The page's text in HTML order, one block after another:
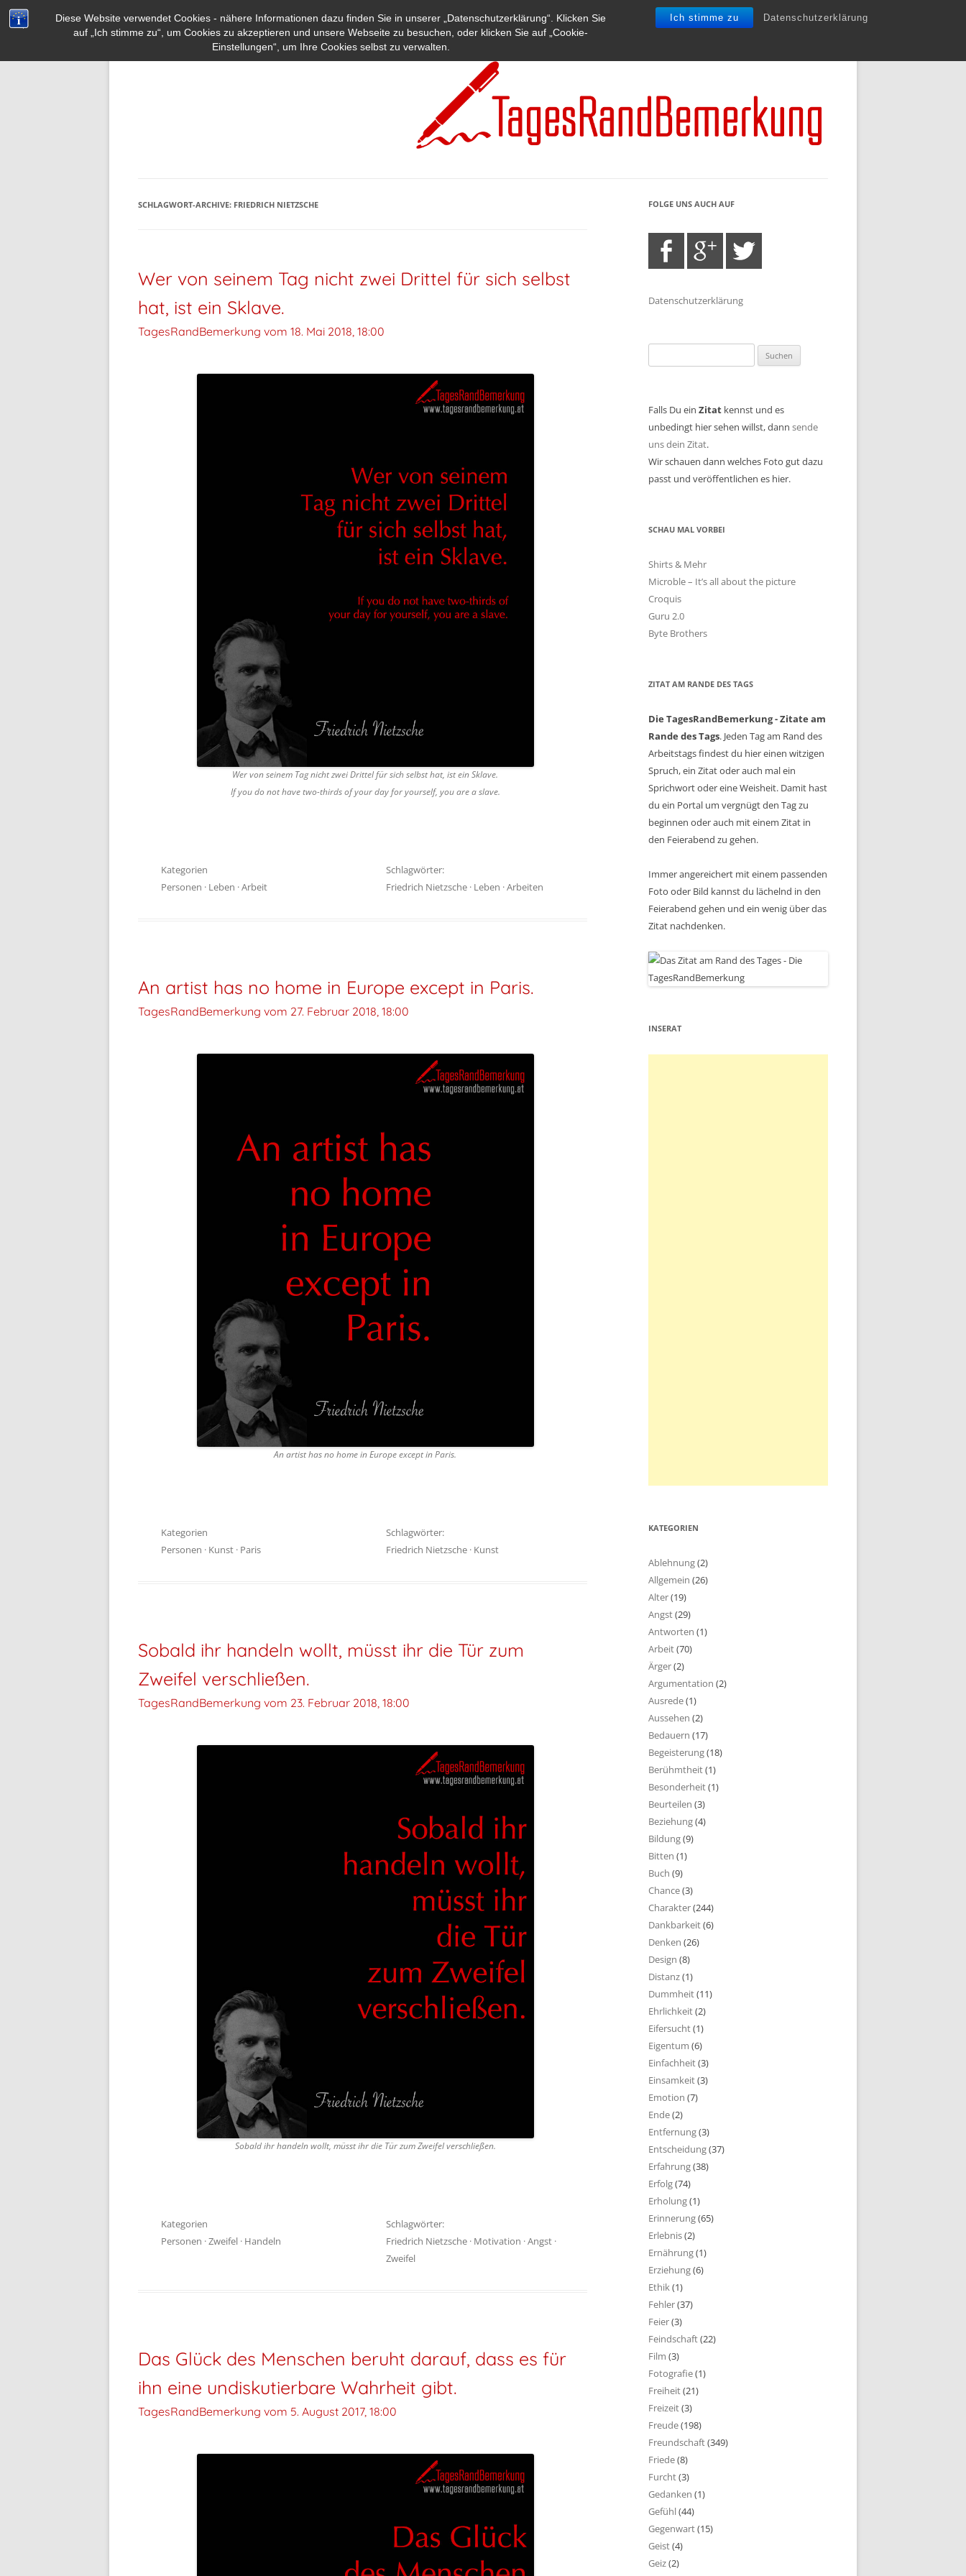
Diese Website verwendet Cookies - nähere Informationen dazu finden Sie in unserer „Datenschutzerklärung“. Klicken Sie
auf „Ich stimme zu“, um Cookies zu akzeptieren und unsere Webseite zu besuchen, oder klicken Sie auf „Cookie-
Einstellungen“, um Ihre Cookies selbst zu verwalten.
Ich stimme zu Datenschutzerklärung
SCHLAGWORT-ARCHIVE: FRIEDRICH NIETZSCHE
Wer von seinem Tag nicht zwei Drittel für sich selbst
hat, ist ein Sklave.
TagesRandBemerkung vom 18. Mai 2018, 18:00
Wer von seinem Tag nicht zwei Drittel für sich selbst hat, ist ein Sklave.
If you do not have two-thirds of your day for yourself, you are a slave.
Kategorien
Personen · Leben ·Arbeit
Schlagwörter:
Friedrich Nietzsche· Leben ·Arbeiten
An artist has no home in Europe except in Paris.
TagesRandBemerkung vom 27. Februar 2018, 18:00
An artist has no home in Europe except in Paris.
Kategorien
Personen · Kunst · Paris
Schlagwörter:
Friedrich Nietzsche· Kunst
Sobald ihr handeln wollt, müsst ihr die Tür zum
Zweifel verschließen.
TagesRandBemerkung vom 23. Februar 2018, 18:00
Sobald ihr handeln wollt, müsst ihr die Tür zum Zweifel verschließen.
Kategorien
Personen ·Zweifel · Handeln
Schlagwörter:
Friedrich Nietzsche· Motivation ·Angst·
Zweifel
Das Glück des Menschen beruht darauf, dass es für
ihn eine undiskutierbare Wahrheit gibt.
TagesRandBemerkung vom 5. August 2017, 18:00
FOLGE UNS AUCH AUF
Datenschutzerklärung
nach:
Falls Du ein Zitat kennst und es
unbedingt hier sehen willst, dann sende
uns dein Zitat.
Wir schauen dann welches Foto gut dazu
passt und veröffentlichen es hier.
SCHAU MAL VORBEI
Shirts & Mehr
Microble – It’s all about the picture
Croquis
Guru 2.0
Byte Brothers
ZITAT AM RANDE DES TAGS
Die TagesRandBemerkung - Zitate am
Rande des Tags. Jeden Tag am Rand des
Arbeitstags findest du hier einen witzigen
Spruch, ein Zitat oder auch mal ein
Sprichwort oder eine Weisheit. Damit hast
du ein Portal um vergnügt den Tag zu
beginnen oder auch mit einem Zitat in
den Feierabend zu gehen.
Immer angereichert mit einem passenden
Foto oder Bild kannst du lächelnd in den
Feierabend gehen und ein wenig über das
Zitat nachdenken.
INSERAT
KATEGORIEN
Ablehnung(2)
Allgemein (26)
Alter(19)
Angst(29)
Antworten (1)
Arbeit(70)
Ärger(2)
Argumentation (2)
Ausrede(1)
Aussehen (2)
Bedauern (17)
Begeisterung(18)
Berühmtheit(1)
Besonderheit(1)
Beurteilen (3)
Beziehung(4)
Bildung(9)
Bitten (1)
Buch (9)
Chance(3)
Charakter(244)
Dankbarkeit(6)
Denken (26)
Design (8)
Distanz(1)
Dummheit(11)
Ehrlichkeit(2)
Eifersucht(1)
Eigentum (6)
Einfachheit(3)
Einsamkeit(3)
Emotion (7)
Ende(2)
Entfernung(3)
Entscheidung(37)
Erfahrung(38)
Erfolg(74)
Erholung(1)
Erinnerung(65)
Erlebnis(2)
Ernährung(1)
Erziehung(6)
Ethik(1)
Fehler(37)
Feier(3)
Feindschaft(22)
Film (3)
Fotografie(1)
Freiheit(21)
Freizeit(3)
Freude(198)
Freundschaft(349)
Friede(8)
Furcht(3)
Gedanken (1)
Gefühl(44)
Gegenwart(15)
Geist(4)
Geiz(2)